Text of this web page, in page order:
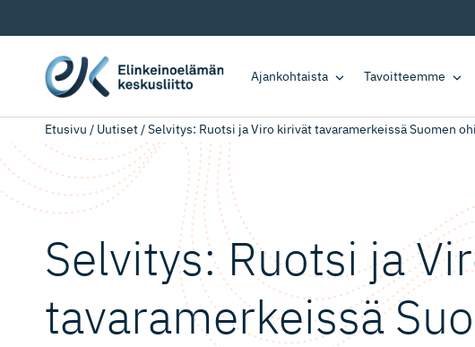
Ajankohtaista Tavoitteemme
Etusivu / Uutiset/Selvitys: Ruotsi ja Viro kirivät tavaramerkeissä Suomen ohi
Selvitys: Ruotsi ja
tavaramer­keissä